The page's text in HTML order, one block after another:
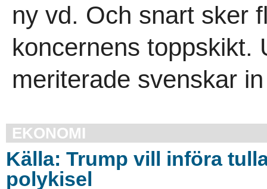
ny vd. Och snart sker
koncernens toppskikt.
meriterade svenskar
EKONOMI
Källa: Trump vill införa
polykisel